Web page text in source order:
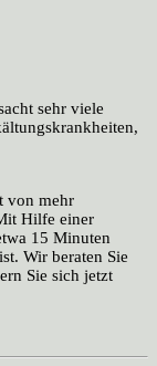
sehr viele
von mehr
Hilfe einer
15 Minuten
Wir beraten Sie
Sie sich jetzt